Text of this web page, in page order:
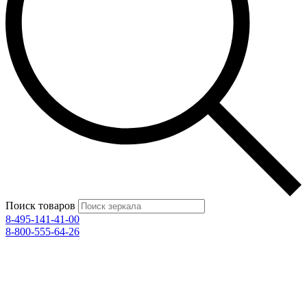
Поиск товаров
8-495-141-41-00
8-800-555-64-26